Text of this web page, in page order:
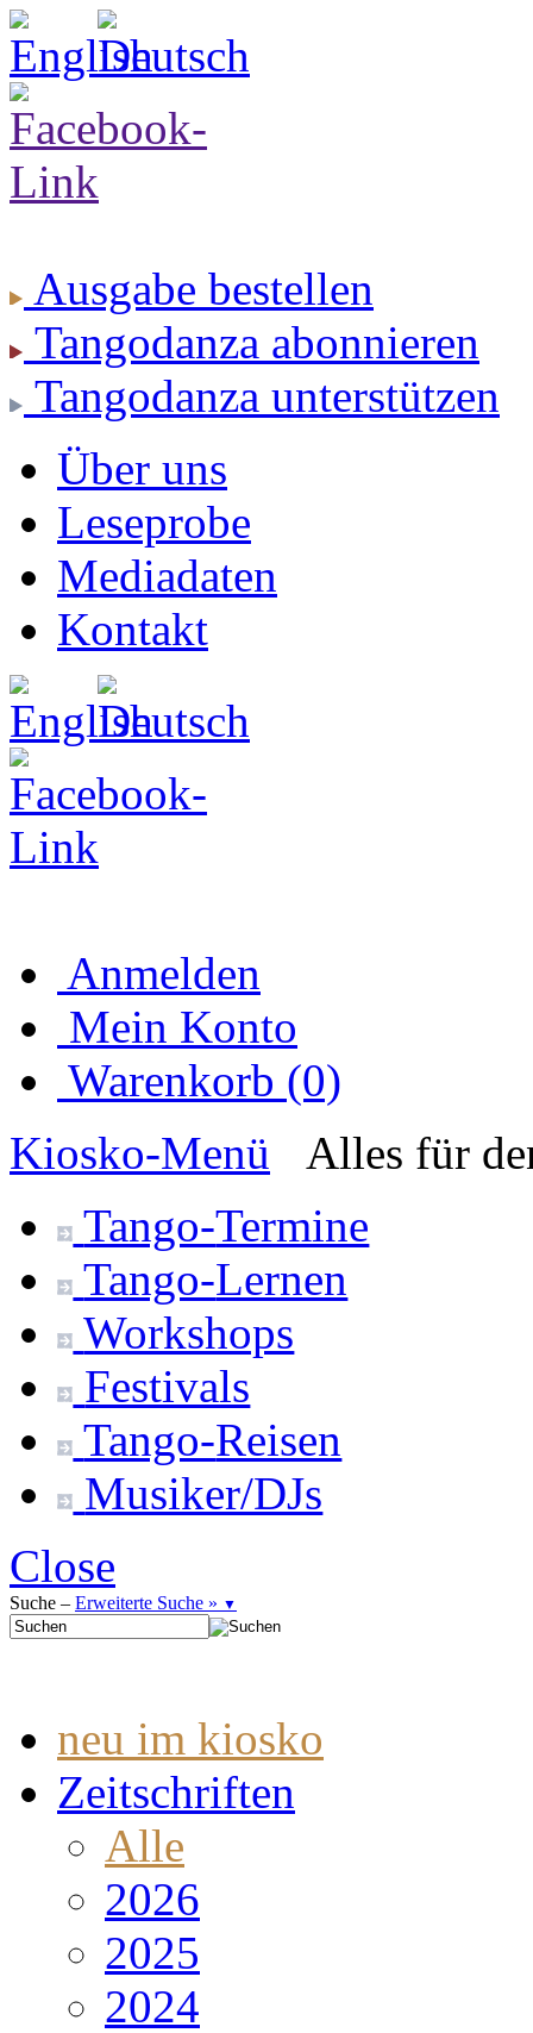
Ausgabe bestellen
Tangodanza abonnieren
Tangodanza unterstützen
Über uns
Leseprobe
Mediadaten
Kontakt
Anmelden
Mein Konto
Warenkorb (0)
Kiosko-Menü
Alles für
Tango-Termine
Tango-Lernen
Workshops
Festivals
Tango-Reisen
Musiker/DJs
Close
Suche – Erweiterte Suche » ▼
neu im kiosko
Zeitschriften
Alle
2026
2025
2024